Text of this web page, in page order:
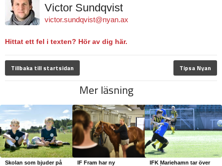
Victor Sundqvist
victor.sundqvist@nyan.ax
Hittat ett fel i texten? Hör av dig här.
Tillbaka till startsidan Tipsa Nyan
Mer läsning
Skolan som bjuder på
IF Fram har ny
IFK Mariehamn tar över